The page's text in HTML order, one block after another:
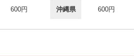
600円 沖縄県 600円